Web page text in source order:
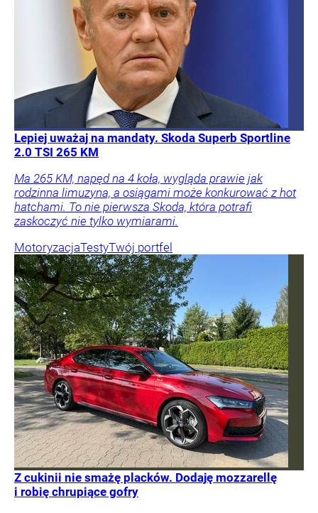
Lepiej uważaj na mandaty. Skoda Superb Sportline
2.0 TSI 265 KM
Ma 265 KM, napęd na 4 koła, wygląda prawie jak
rodzinna limuzyna, a osiągami może konkurować z hot
hatchami. To nie pierwsza Skoda, która potrafi
zaskoczyć nie tylko wymiarami.
MotoryzacjaTestyTwój portfel
Z cukinii nie smażę placków. Dodaję mozzarellę
i robię chrupiące gofry